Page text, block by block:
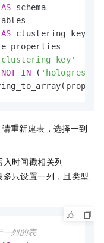
AS schema
AS
NOT IN ( 'hologres'
重新建表，选择一到
时间戳相关列
只设置一列，且类型
列的表